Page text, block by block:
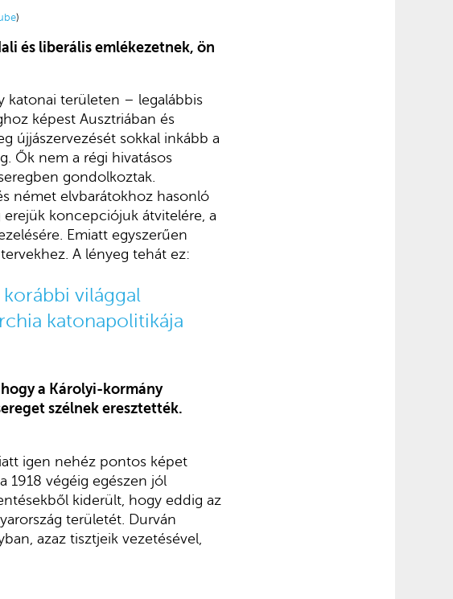
)
és liberális emlékezetnek, ön
katonai területen – legalábbis
képest Ausztriában és
újjászervezését sokkal inkább a
Ők nem a régi hivatásos
gondolkoztak.
német elvbarátokhoz hasonló
koncepciójuk átvitelére, a
Emiatt egyszerűen
A lényeg tehát ez:
világgal
katonapolitikája
a Károlyi-kormány
szélnek eresztették.
igen nehéz pontos képet
1918 végéig egészen jól
kiderült, hogy eddig az
területét. Durván
azaz tisztjeik vezetésével,